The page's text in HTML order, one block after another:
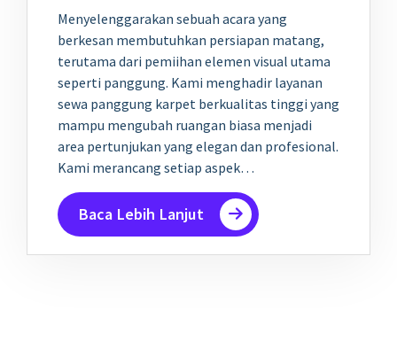
Menyelenggarakan sebuah acara yang
berkesan membutuhkan persiapan matang,
terutama dari pemiihan elemen visual utama
seperti panggung. Kami menghadir layanan
sewa panggung karpet berkualitas tinggi yang
mampu mengubah ruangan biasa menjadi
area pertunjukan yang elegan dan profesional.
Kami merancang setiap aspek…
Baca Lebih Lanjut